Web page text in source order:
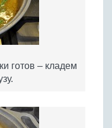
готов – кладем